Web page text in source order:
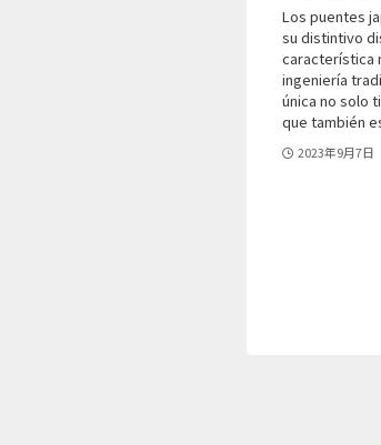
Los puentes
su distintivo
característica
ingeniería
única no solo
que también
2023年9月7日